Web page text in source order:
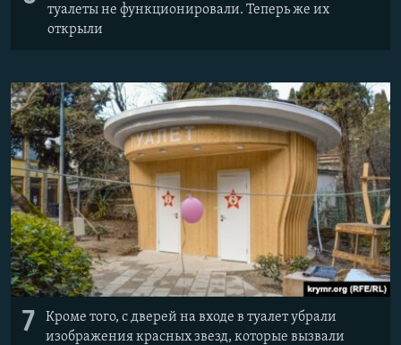
туалеты не функционировали. Теперь же их
открыли
7
Кроме того, с дверей на входе в туалет убрали
изображения красных звезд, которые вызвали